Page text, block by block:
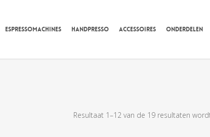
ESPRESSOMACHINES HANDPRESSO ACCESSOIRES ONDERDELEN
Resultaat 1–12 van de 19 resultaten